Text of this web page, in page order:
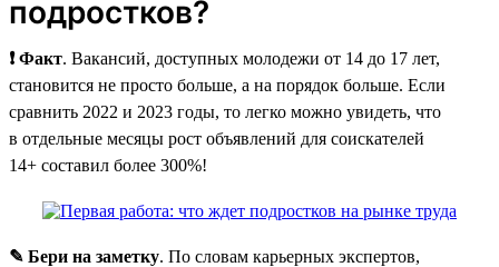
подростков?
❗ Факт. Вакансий, доступных молодежи от 14 до 17 лет,
становится не просто больше, а на порядок больше. Если
сравнить 2022 и 2023 годы, то легко можно увидеть, что
в отдельные месяцы рост объявлений для соискателей
14+ составил более 300%!
✎ Бери на заметку. По словам карьерных экспертов,